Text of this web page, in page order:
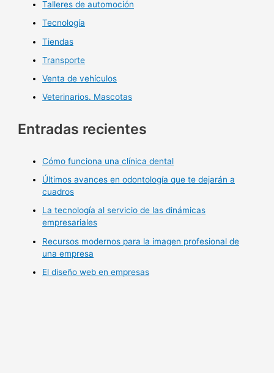
Talleres de automoción
Tecnología
Tiendas
Transporte
Venta de vehículos
Veterinarios. Mascotas
Entradas recientes
Cómo funciona una clínica dental
Últimos avances en odontología que te dejarán a
cuadros
La tecnología al servicio de las dinámicas
empresariales
Recursos modernos para la imagen profesional de
una empresa
El diseño web en empresas